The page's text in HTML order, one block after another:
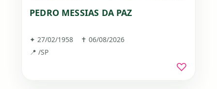
PEDRO MESSIAS DA PAZ
✦ 27/02/1958 ✝ 06/08/2026
📍 /SP
♡